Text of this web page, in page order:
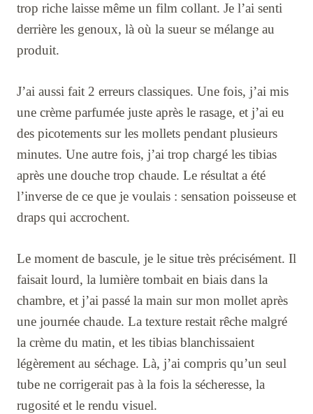
trop riche laisse même un film collant. Je l’ai senti
derrière les genoux, là où la sueur se mélange au
produit.
J’ai aussi fait 2 erreurs classiques. Une fois, j’ai mis
une crème parfumée juste après le rasage, et j’ai eu
des picotements sur les mollets pendant plusieurs
minutes. Une autre fois, j’ai trop chargé les tibias
après une douche trop chaude. Le résultat a été
l’inverse de ce que je voulais : sensation poisseuse et
draps qui accrochent.
Le moment de bascule, je le situe très précisément. Il
faisait lourd, la lumière tombait en biais dans la
chambre, et j’ai passé la main sur mon mollet après
une journée chaude. La texture restait rêche malgré
la crème du matin, et les tibias blanchissaient
légèrement au séchage. Là, j’ai compris qu’un seul
tube ne corrigerait pas à la fois la sécheresse, la
rugosité et le rendu visuel.